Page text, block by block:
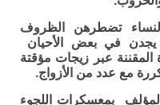
تضطرهن الظروف
يجدن في بعض الأحيان
المقننة عبر زيجات مؤقتة
مع عدد من الأزواج.
بمعسكرات اللجوء